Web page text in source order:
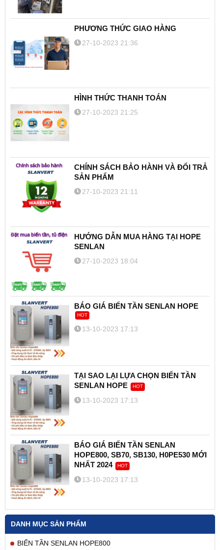
DANH MỤC SẢN PHẨM
BIẾN TẦN SENLAN HOPE800
PHƯƠNG THỨC GIAO HÀNG
27-10-2023 21:36
HÌNH THỨC THANH TOÁN
27-10-2023 21:25
CHÍNH SÁCH BẢO HÀNH VÀ ĐỔI TRẢ
SẢN PHẨM
27-10-2023 21:11
HƯỚNG DẪN MUA HÀNG TẠI HOPE
SENLAN
27-10-2023 18:04
BÁO GIÁ BIẾN TẦN SENLAN HOPE
HOT
13-10-2023 17:13
TẠI SAO LẠI LỰA CHỌN BIẾN TẦN
SENLAN HOPE
HOT
13-10-2023 17:13
BÁO GIÁ BIẾN TẦN SENLAN
HOPE800, SB70, SB130, H0PE530 MỚI
NHẤT 2024
HOT
13-10-2023 17:13